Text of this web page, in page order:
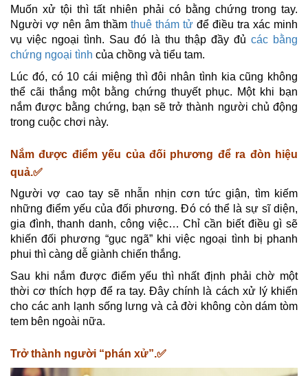
Muốn xử tội thì tất nhiên phải có bằng chứng trong tay.
Người vợ nên âm thầm thuê thám tử để điều tra xác minh
vụ việc ngoại tình. Sau đó là thu thập đầy đủ các bằng
chứng ngoại tình của chồng và tiểu tam.
Lúc đó, có 10 cái miệng thì đôi nhân tình kia cũng không
thể cãi thắng một bằng chứng thuyết phục. Một khi bạn
nắm được bằng chứng, bạn sẽ trở thành người chủ động
trong cuộc chơi này.
Nắm được điểm yếu của đối phương để ra đòn hiệu
quả.✅
Người vợ cao tay sẽ nhẫn nhịn cơn tức giận, tìm kiếm
những điểm yếu của đối phương. Đó có thể là sự sĩ diện,
gia đình, thanh danh, công việc… Chỉ cần biết điều gì sẽ
khiến đối phương “gục ngã” khi việc ngoại tình bị phanh
phui thì càng dễ giành chiến thắng.
Sau khi nắm được điểm yếu thì nhất định phải chờ một
thời cơ thích hợp để ra tay. Đây chính là cách xử lý khiến
cho các anh lạnh sống lưng và cả đời không còn dám tòm
tem bên ngoài nữa.
Trở thành người “phán xử”.✅